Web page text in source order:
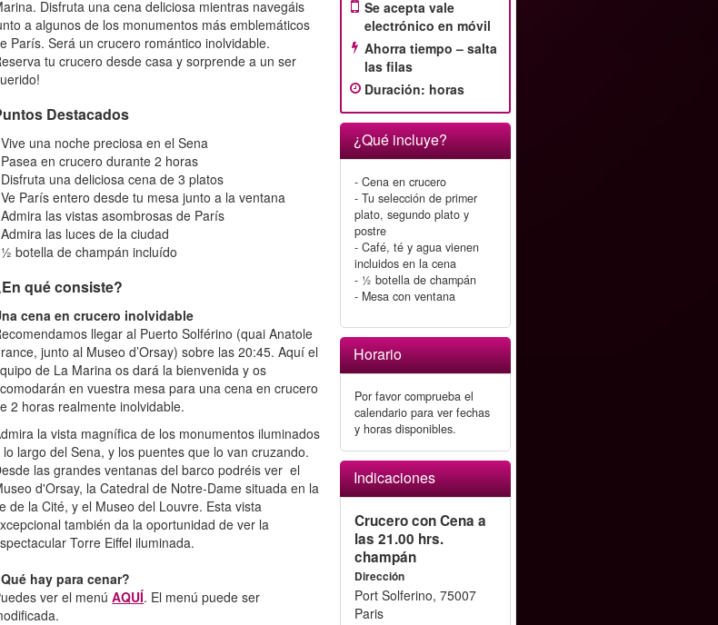
Disfruta una cena deliciosa mientras navegáis
a algunos de los monumentos más emblemáticos
París. Será un crucero romántico inolvidable.
tu crucero desde casa y sorprende a un ser
Puntos Destacados
una noche preciosa en el Sena
en crucero durante 2 horas
una deliciosa cena de 3 platos
París entero desde tu mesa junto a la ventana
las vistas asombrosas de París
las luces de la ciudad
botella de champán incluído
qué consiste?
cena en crucero inolvidable
llegar al Puerto Solférino (quai Anatole
junto al Museo d’Orsay) sobre las 20:45. Aquí el
de La Marina os dará la bienvenida y os
en vuestra mesa para una cena en crucero
2 horas realmente inolvidable.
la vista magnífica de los monumentos iluminados
lo largo del Sena, y los puentes que lo van cruzando.
las grandes ventanas del barco podréis ver el
d'Orsay, la Catedral de Notre-Dame situada en la
de la Cité, y el Museo del Louvre. Esta vista
también da la oportunidad de ver la
Torre Eiffel iluminada.
hay para cenar?
ver el menúAQUÍ. El menú puede ser
Se acepta vale
electrónico en móvil
Ahorra tiempo – salta
las filas
Duración: horas
¿Qué incluye?
- Cena en crucero
- Tu selección de primer
plato, segundo plato y
postre
- Café, té y agua vienen
incluidos en la cena
- ½ botella de champán
- Mesa con ventana
Horario
Por favor comprueba el
calendario para ver fechas
y horas disponibles.
Indicaciones
Crucero con Cena a
las 21.00 hrs.
champán
Dirección
Port Solferino, 75007
Paris